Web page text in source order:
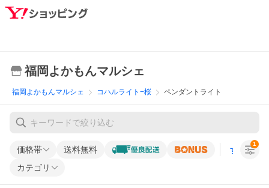
福岡よかもんマルシェ
福岡よかもんマルシェ コハルライト−桜 ペンダントライト
価格帯 送料無料 すべての条
カテゴリ
1